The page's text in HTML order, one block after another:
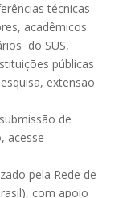
técnicas
acadêmicos
do SUS,
públicas
extensão
de
acesse
pela Rede de
com apoio